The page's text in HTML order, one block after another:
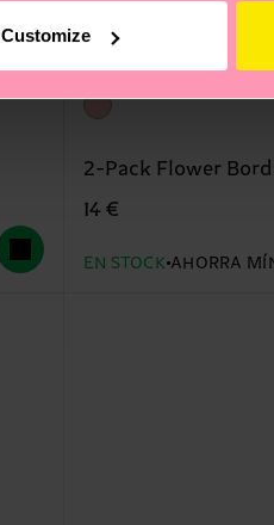
Customize
2-Pack Flower
14 €
EN STOCK AHORRA